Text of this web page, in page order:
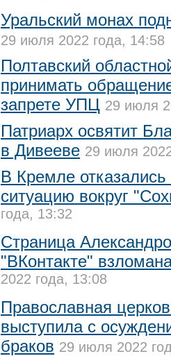
Уральский монах
29 июля 2022 года, 14:58
Полтавский
принимать
запрете УПЦ 29 июля
Патриарх освятит
в Дивееве 29 июля
В Кремле
ситуацию вокруг
года, 13:32
Страница
"ВКонтакте"
2022 года, 13:08
Православная
выступила с
браков 29 июля 2022